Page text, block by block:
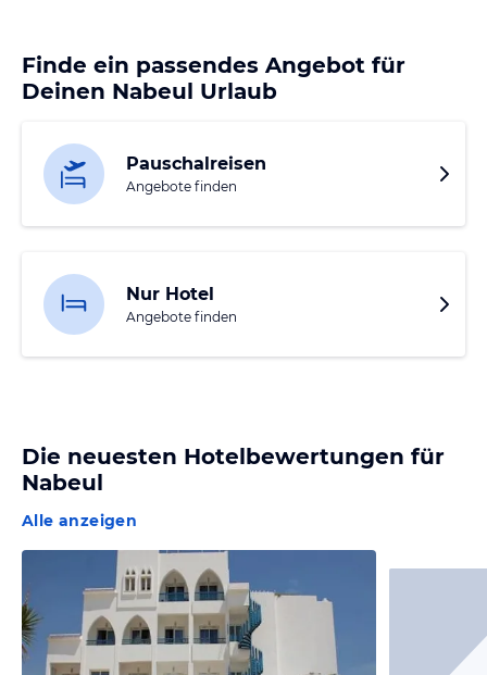
Finde ein passendes Angebot für
Deinen Nabeul Urlaub
Pauschalreisen
Angebote finden
Nur Hotel
Angebote finden
Die neuesten Hotelbewertungen für
Nabeul
Alle anzeigen